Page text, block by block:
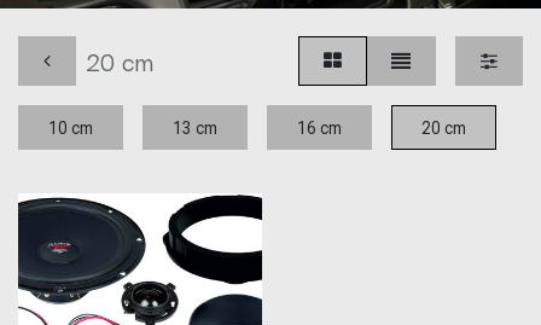
20 cm
10 cm 13 cm 16 cm 20 cm